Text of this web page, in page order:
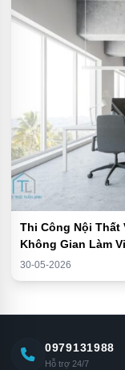
Thi Công Nội Thất
Không Gian Làm
30-05-2026
0979131988
Hỗ trợ 24/7